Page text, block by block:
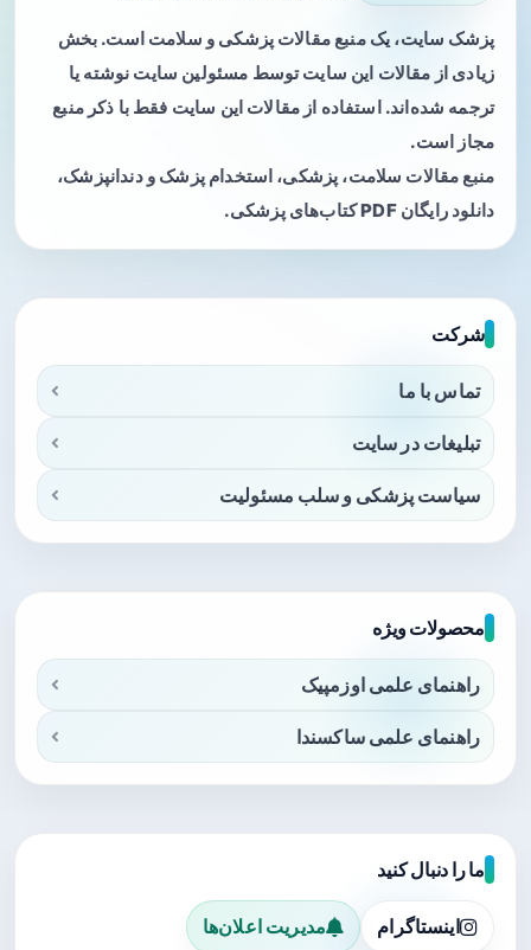
پزشک سایت، یک منبع مقالات پزشکی و سلامت است. بخش
زیادی از مقالات این سایت توسط مسئولین سایت نوشته یا
ترجمه شده‌اند. استفاده از مقالات این سایت فقط با ذکر منبع
مجاز است.
منبع مقالات سلامت، پزشکی، استخدام پزشک و دندانپزشک،
دانلود رایگان PDF کتاب‌های پزشکی.
شرکت
تماس با ما
تبلیغات در سایت
سیاست پزشکی و سلب مسئولیت
محصولات ویژه
راهنمای علمی اوزمپیک
راهنمای علمی ساکسندا
ما را دنبال کنید
اینستاگرام مدیریت اعلان‌ها